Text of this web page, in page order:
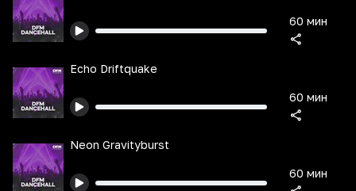
60 мин
Echo Driftquake
60 мин
Neon Gravityburst
60 мин